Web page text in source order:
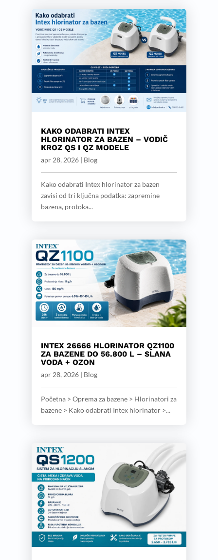
KAKO ODABRATI INTEX
HLORINATOR ZA BAZEN – VODIČ
KROZ QS I QZ MODELE
apr 28, 2026| Blog
Kako odabrati Intex hlorinator za bazen
zavisi od tri ključna podatka: zapremine
bazena, protoka...
INTEX 26666 HLORINATOR QZ1100
ZA BAZENE DO 56.800 L – SLANA
VODA + OZON
apr 28, 2026| Blog
Početna > Oprema za bazene > Hlorinatori za
bazene > Kako odabrati Intex hlorinator >...